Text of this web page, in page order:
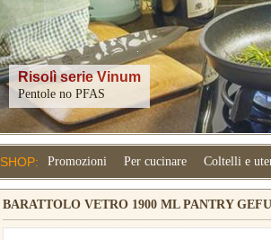
Kitchenaid
SHOP: Promozioni Per cucinare Coltelli e
BARATTOLO VETRO 1900 ML PANTRY GEFU